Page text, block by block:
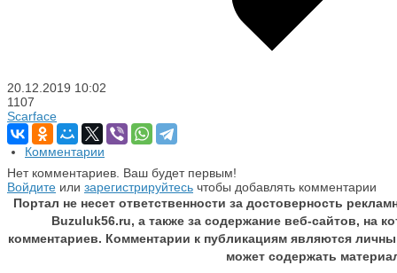
20.12.2019 10:02
1107
Scarface
Комментарии
Нет комментариев. Ваш будет первым!
Войдите или зарегистрируйтесь чтобы добавлять комментарии
Портал не несет ответственности за достоверность
Buzuluk56.ru, а также за содержание веб-сайтов, на
комментариев. Комментарии к публикациям являются
может содержать